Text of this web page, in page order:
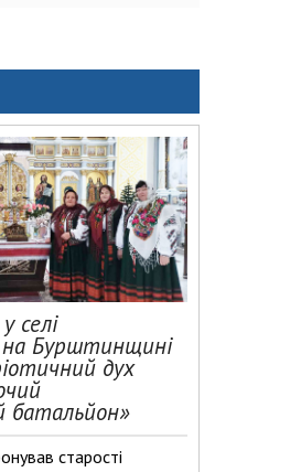
селі
на Бурштинщині
дух
батальйон»
старості